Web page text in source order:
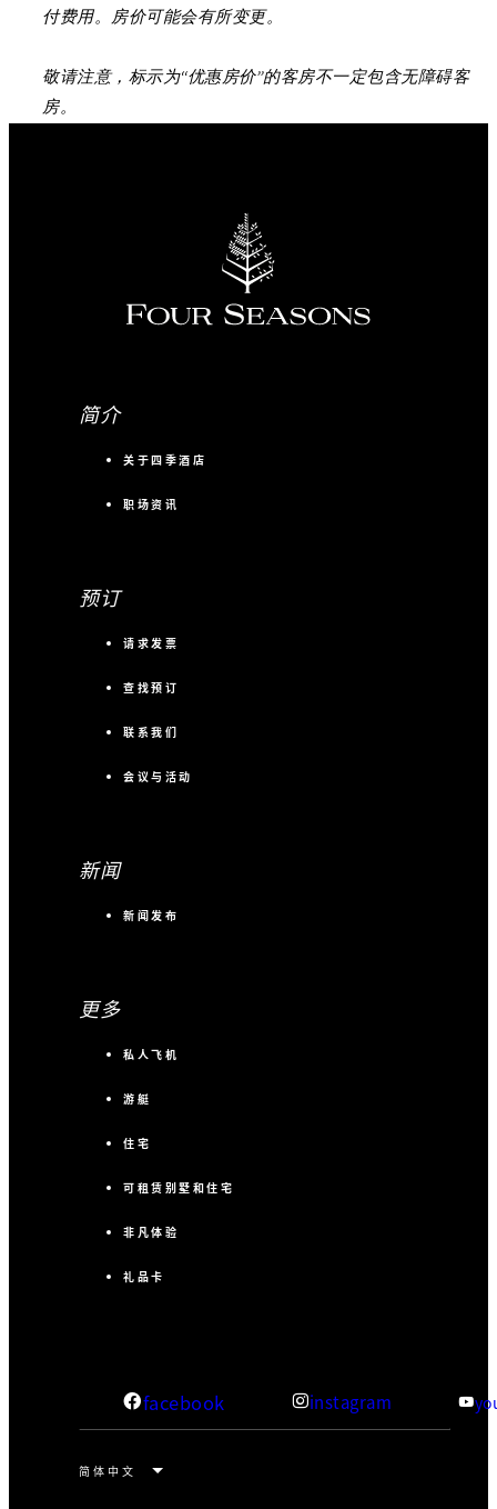
付费用。房价可能会有所变更。
敬请注意，标示为“优惠房价”的客房不一定包含无障碍客
房。
简介
关于四季酒店
职场资讯
预订
请求发票
查找预订
联系我们
会议与活动
新闻
新闻发布
更多
私人飞机
游艇
住宅
可租赁别墅和住宅
非凡体验
礼品卡
facebook instagram